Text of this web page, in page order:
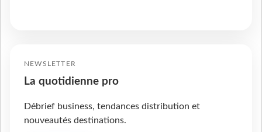
NEWSLETTER
La quotidienne pro
Débrief business, tendances distribution et
nouveautés destinations.